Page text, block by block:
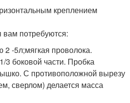
креплением
вам потребуются:
-5л;мягкая проволока.
3 боковой части. Пробка
С противоположной вырезу
сверлом) делается масса